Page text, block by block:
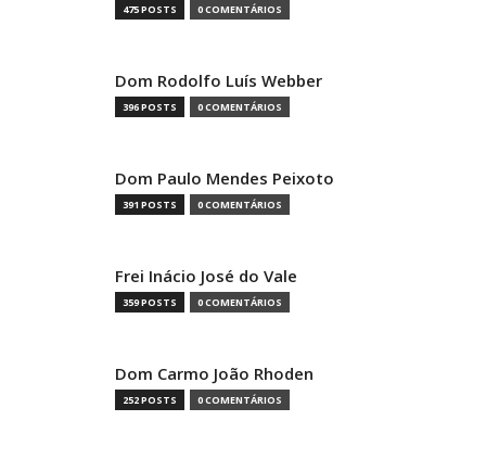
475 POSTS 0 COMENTÁRIOS
Dom Rodolfo Luís Webber
396 POSTS 0 COMENTÁRIOS
Dom Paulo Mendes Peixoto
391 POSTS 0 COMENTÁRIOS
Frei Inácio José do Vale
359 POSTS 0 COMENTÁRIOS
Dom Carmo João Rhoden
252 POSTS 0 COMENTÁRIOS